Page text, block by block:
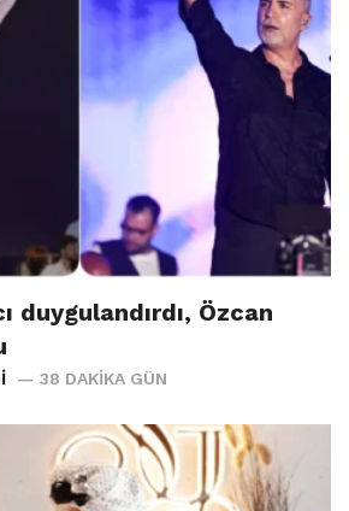
duygulandırdı, Özcan
38 DAKIKA GÜN